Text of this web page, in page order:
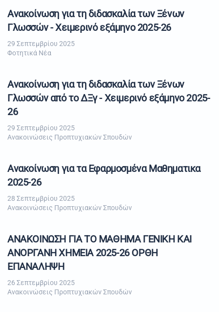
Aνακοίνωση για τη διδασκαλία των Ξένων
Γλωσσών - Χειμερινό εξάμηνο 2025-26
29 Σεπτεμβρίου 2025
Φοτητικά Νέα
Aνακοίνωση για τη διδασκαλία των Ξένων
Γλωσσών από το ΔΞγ - Χειμερινό εξάμηνο 2025-
26
29 Σεπτεμβρίου 2025
Ανακοινώσεις Προπτυχιακών Σπουδών
Ανακοίνωση για τα Eφαρμοσμένα Μαθηματικα
2025-26
28 Σεπτεμβρίου 2025
Ανακοινώσεις Προπτυχιακών Σπουδών
ΑΝΑΚΟΙΝΩΣΗ ΓΙΑ ΤΟ ΜΑΘΗΜΑ ΓΕΝΙΚΗ ΚΑΙ
ΑΝΟΡΓΑΝΗ ΧΗΜΕΙΑ 2025-26 ΟΡΘΗ
ΕΠΑΝΑΛΗΨΗ
26 Σεπτεμβρίου 2025
Ανακοινώσεις Προπτυχιακών Σπουδών